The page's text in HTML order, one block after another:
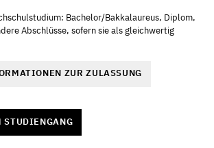
Bachelor/Bakkalaureus, Diplom,
Abschlüsse, sofern sie als gleichwertig
ZUR ZULASSUNG
STUDIENGANG